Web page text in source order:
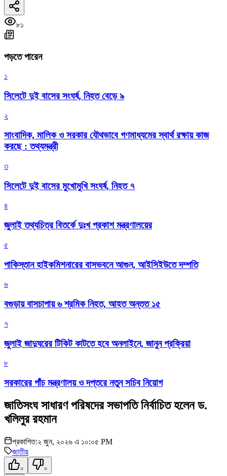
৮১
পড়তে পারেন
১
সিলেটে দুই বাসের সংঘর্ষ, নিহত বেড়ে ৯
২
সাংবাদিক, মালিক ও সরকার যৌথভাবে গণমাধ্যমের স্বার্থ রক্ষায় কাজ
করছে : তথ্যমন্ত্রী
৩
সিলেটে দুই বাসের মুখোমুখি সংঘর্ষ, নিহত ৭
৪
জুলাই তথ্যচিত্র বিতর্কে দুঃখ প্রকাশ মন্ত্রণালয়ের
৫
পাকিস্তান হাইকমিশনারের বাসভবনে আগুন, আইসিইউতে দম্পতি
৬
বগুড়ায় বাসচাপায় ৬ শ্রমিক নিহত, আহত অন্তত ১৫
৭
জুলাই জাদুঘরের টিকিট কাটতে হবে অনলাইনে, জানুন প্রক্রিয়া
৮
সরকারের পাঁচ মন্ত্রণালয় ও দপ্তরে নতুন সচিব নিয়োগ
জাতিসংঘ সাধারণ পরিষদের সভাপতি নির্বাচিত হলেন ড.
খলিলুর রহমান
প্রকাশিত:২ জুন, ২০২৬ এ ১০:০৫ PM
জাতীয়
০ ০